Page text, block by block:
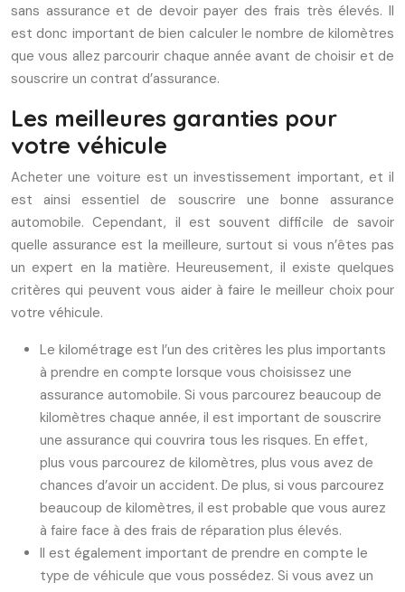
sans assurance et de devoir payer des frais très élevés. Il
est donc important de bien calculer le nombre de kilomètres
que vous allez parcourir chaque année avant de choisir et de
souscrire un contrat d’assurance.
Les meilleures garanties pour
votre véhicule
Acheter une voiture est un investissement important, et il
est ainsi essentiel de souscrire une bonne assurance
automobile. Cependant, il est souvent difficile de savoir
quelle assurance est la meilleure, surtout si vous n’êtes pas
un expert en la matière. Heureusement, il existe quelques
critères qui peuvent vous aider à faire le meilleur choix pour
votre véhicule.
Le kilométrage est l’un des critères les plus importants
à prendre en compte lorsque vous choisissez une
assurance automobile. Si vous parcourez beaucoup de
kilomètres chaque année, il est important de souscrire
une assurance qui couvrira tous les risques. En effet,
plus vous parcourez de kilomètres, plus vous avez de
chances d’avoir un accident. De plus, si vous parcourez
beaucoup de kilomètres, il est probable que vous aurez
à faire face à des frais de réparation plus élevés.
Il est également important de prendre en compte le
type de véhicule que vous possédez. Si vous avez un